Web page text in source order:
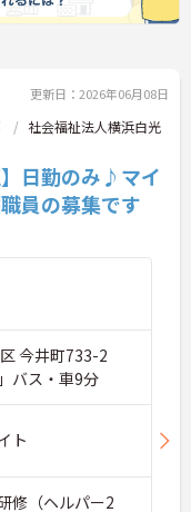
更新日：2026年06月08日
社会福祉法人横浜白光
】日勤のみ♪マイ
員の募集です
今井町733-2
バス・車9分
ト
修（ヘルパー2